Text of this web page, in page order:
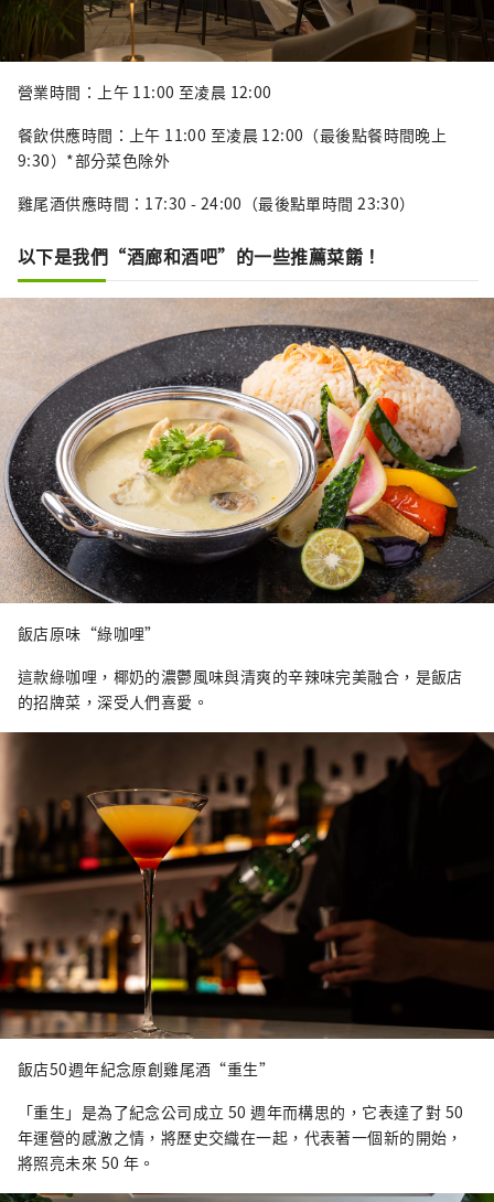
營業時間：上午 11:00 至凌晨 12:00
餐飲供應時間：上午 11:00 至凌晨 12:00（最後點餐時間晚上
9:30）*部分菜色除外
雞尾酒供應時間：17:30 - 24:00（最後點單時間 23:30）
以下是我們“酒廊和酒吧”的一些推薦菜餚！
飯店原味“綠咖哩”
這款綠咖哩，椰奶的濃鬱風味與清爽的辛辣味完美融合，是飯店
的招牌菜，深受人們喜愛。
飯店50週年紀念原創雞尾酒“重生”
「重生」是為了紀念公司成立 50 週年而構思的，它表達了對 50
年運營的感激之情，將歷史交織在一起，代表著一個新的開始，
將照亮未來 50 年。